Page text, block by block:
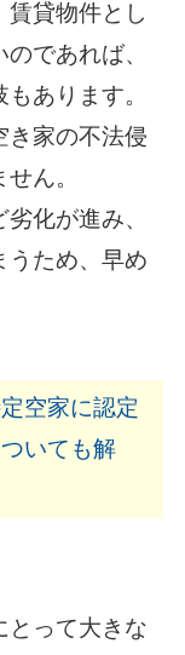
貸物件とし
であれば、
あります。
き家の不法侵
ん。
化が進み、
うため、早め
空家に認定
いても解
とって大きな